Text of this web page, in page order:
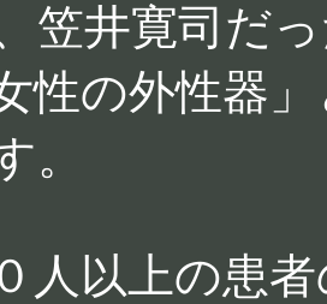
笠井寛司だ
性の外性器
。
人以上の患